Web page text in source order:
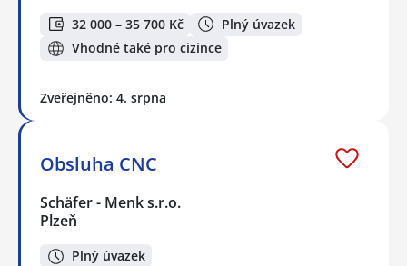
32 000 – 35 700 Kč
Plný úvazek
Vhodné také pro cizince
Zveřejněno: 4. srpna
Obsluha CNC
Schäfer - Menk s.r.o.
Plzeň
Plný úvazek